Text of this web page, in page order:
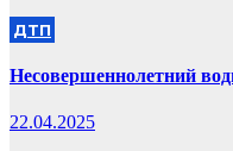
ДТП
Несовершеннолетний
22.04.2025